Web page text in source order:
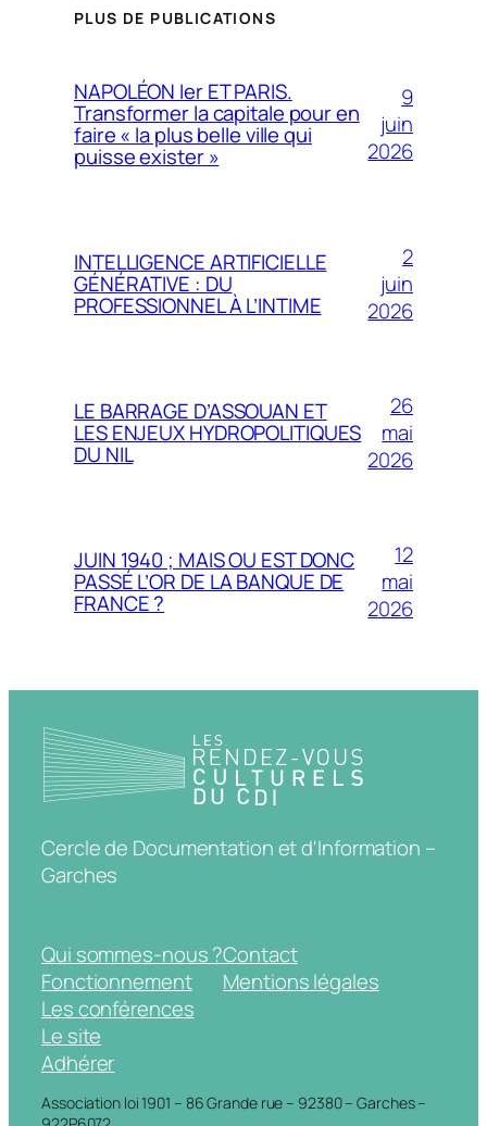
PLUS DE PUBLICATIONS
NAPOLÉON Ier ET PARIS.
Transformer la capitale pour en
faire « la plus belle ville qui
puisse exister »
9
juin
2026
INTELLIGENCE ARTIFICIELLE
GÉNÉRATIVE : DU
PROFESSIONNEL À L’INTIME
2
juin
2026
LE BARRAGE D’ASSOUAN ET
LES ENJEUX HYDROPOLITIQUES
DU NIL
26
mai
2026
JUIN 1940 ; MAIS OU EST DONC
PASSÉ L’OR DE LA BANQUE DE
FRANCE ?
12
mai
2026
Cercle de Documentation et d'Information –
Garches
Qui sommes-nous ?
Fonctionnement
Les conférences
Le site
Adhérer
Contact
Mentions légales
Association loi 1901 – 86 Grande rue – 92380 – Garches –